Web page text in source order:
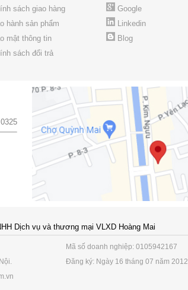
sách giao hàng
hành sản phẩm
mật thông tin
sách đổi trả
Google
Linkedin
Blog
Dịch vụ và thương mại VLXD Hoàng Mai
Mã số doanh nghiệp: 0105942167
Đăng ký: Ngày 16 tháng 07 năm 2012